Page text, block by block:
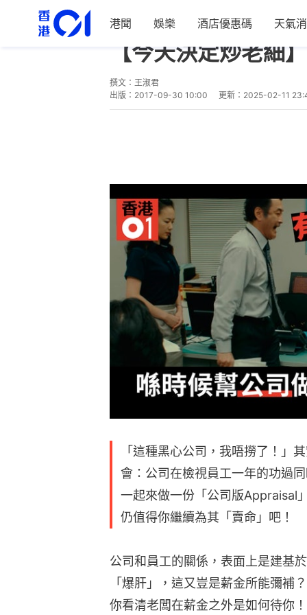
港聞 娛樂 酒店優惠碼 天氣
生活 職場
【今天決定炒老
撰文： 王淑君
出版： 2017-09-30 10:00 更新： 2025-02-11
「這種黑心公司，我唔撈了！」
會：公司在檢視員工一年的功過
一起來做一份「公司版Appraisal
仍值得你繼續為其「賣命」吧！
公司和員工的關係，表面上是建基
「爆肝」，這又豈是薪金所能彌補
你看清老闆在薪金之外是如何待你